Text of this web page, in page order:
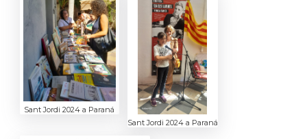
Sant Jordi 2024 a Paraná
Sant Jordi 2024 a Paraná